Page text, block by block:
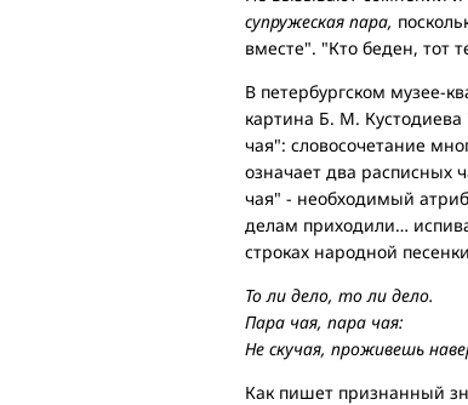
супружеская пара,
вместе". "Кто беден, тот
В петербургском музее-
картина Б. М.
чая": словосочетание
означает два расписных
чая" - необходимый
делам приходили…
строках народной
То ли дело, то ли дело.
Пара чая, пара чая:
Не скучая, проживешь
Как пишет признанный